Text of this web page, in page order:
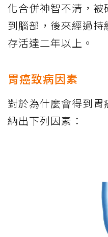
化合併神智不清，
到腦部，後來經過持
存活達二年以上。
胃癌致病因素
對於為什麼會得到
納出下列因素：